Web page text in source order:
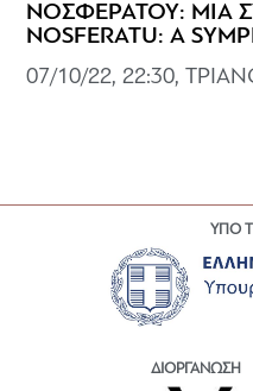
ΝΟΣΦΕΡΑΤΟΥ: ΜΙΑ
NOSFERATU: A
07/10/22, 22:30,
ΥΠΟ
ΔΙΟΡΓΑΝΩΣΗ